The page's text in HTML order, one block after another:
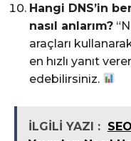
Hangi DNS’in
nasıl anlarım?
araçları
en hızlı yanıt
edebilirsiniz.
İLGİLİ YAZI :